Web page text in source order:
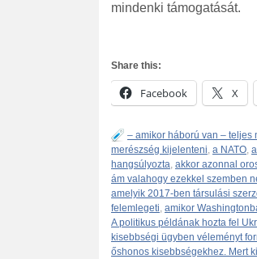
mindenki támogatását.
Share this:
Facebook X
– amikor háború van – teljes
merészség kijelenteni, a NATO,
hangsúlyozta, akkor azonnal
ám valahogy ezekkel szemben
amelyik 2017-ben társulási
felemlegeti, amikor
A politikus példának hozta fel
kisebbségi ügyben véleményt
őshonos kisebbségekhez. Mert